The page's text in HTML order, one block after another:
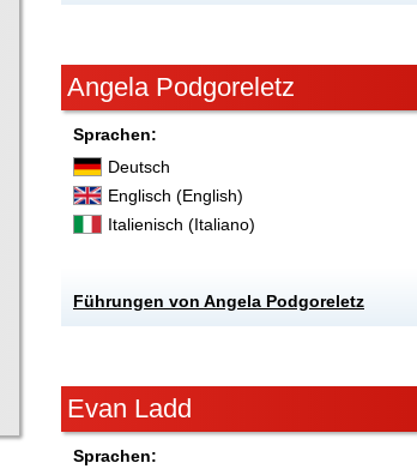
Angela Podgoreletz
Sprachen:
Deutsch
Englisch (English)
Italienisch (Italiano)
Führungen von Angela Podgoreletz
Evan Ladd
Sprachen: